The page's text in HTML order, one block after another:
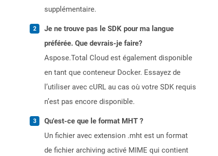
supplémentaire.
Je ne trouve pas le SDK pour ma langue
préférée. Que devrais-je faire?
Aspose.Total Cloud est également disponible
en tant que conteneur Docker. Essayez de
l’utiliser avec cURL au cas où votre SDK requis
n’est pas encore disponible.
Qu'est-ce que le format MHT ?
Un fichier avec extension .mht est un format
de fichier archiving activé MIME qui contient